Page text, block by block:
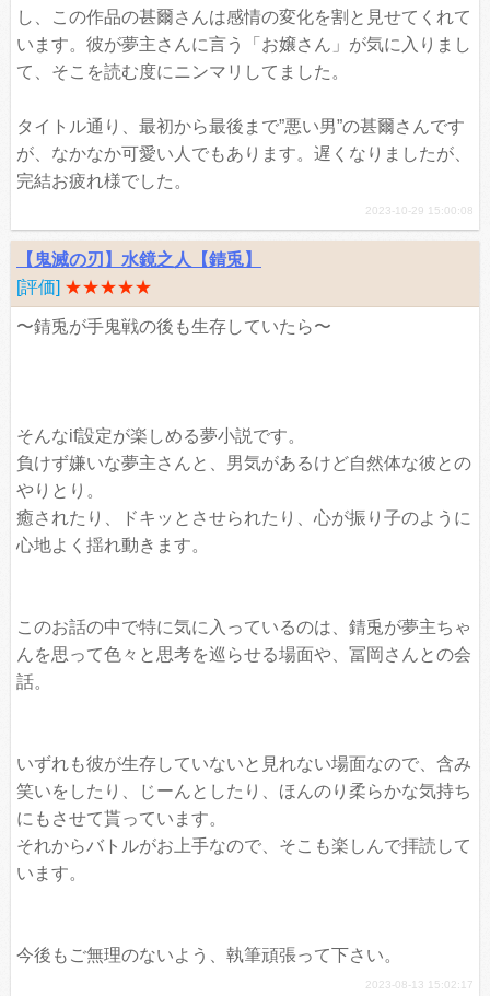
し、この作品の甚爾さんは感情の変化を割と見せてくれて
います。彼が夢主さんに言う「お嬢さん」が気に入りまし
て、そこを読む度にニンマリしてました。
タイトル通り、最初から最後まで”悪い男”の甚爾さんです
が、なかなか可愛い人でもあります。遅くなりましたが、
完結お疲れ様でした。
2023-10-29 15:00:08
【鬼滅の刃】水鏡之人【錆兎】
[評価] ★★★★★
〜錆兎が手鬼戦の後も生存していたら〜
そんなif設定が楽しめる夢小説です。
負けず嫌いな夢主さんと、男気があるけど自然体な彼との
やりとり。
癒されたり、ドキッとさせられたり、心が振り子のように
心地よく揺れ動きます。
このお話の中で特に気に入っているのは、錆兎が夢主ちゃ
んを思って色々と思考を巡らせる場面や、冨岡さんとの会
話。
いずれも彼が生存していないと見れない場面なので、含み
笑いをしたり、じーんとしたり、ほんのり柔らかな気持ち
にもさせて貰っています。
それからバトルがお上手なので、そこも楽しんで拝読して
います。
今後もご無理のないよう、執筆頑張って下さい。
2023-08-13 15:02:17